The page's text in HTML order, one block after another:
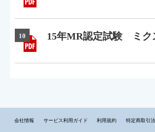
10 15年MR認定試験 ミク
会社情報 サービス利用ガイド 利用規約 特定商取引